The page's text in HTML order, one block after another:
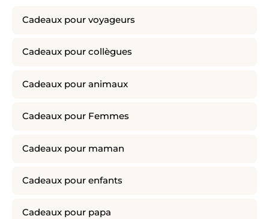
Cadeaux pour voyageurs
Cadeaux pour collègues
Cadeaux pour animaux
Cadeaux pour Femmes
Cadeaux pour maman
Cadeaux pour enfants
Cadeaux pour papa